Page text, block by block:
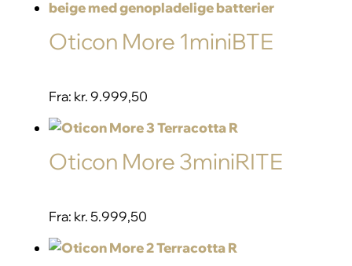
Oticon More 1miniBTE
Fra: kr. 9.999,50
Oticon More 3miniRITE
Fra: kr. 5.999,50